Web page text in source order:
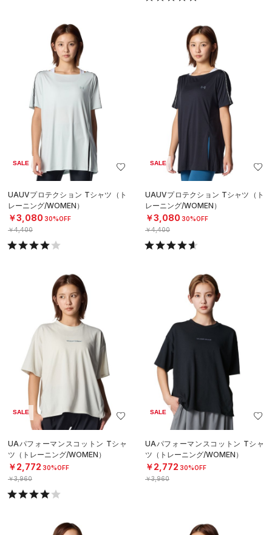
SALE
UAUVプロテクション Tシャツ（ト
レーニング/WOMEN）
￥3,080 30%OFF
￥4,400
SALE
UAUVプロテクション Tシャツ（ト
レーニング/WOMEN）
￥3,080 30%OFF
￥4,400
SALE
UAパフォーマンスコットン Tシャ
ツ（トレーニング/WOMEN）
￥2,772 30%OFF
￥3,960
SALE
UAパフォーマンスコットン Tシャ
ツ（トレーニング/WOMEN）
￥2,772 30%OFF
￥3,960